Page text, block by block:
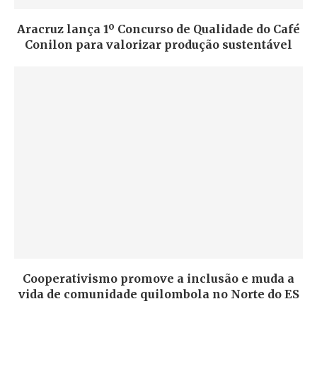
Aracruz lança 1º Concurso de Qualidade do Café
Conilon para valorizar produção sustentável
Cooperativismo promove a inclusão e muda a
vida de comunidade quilombola no Norte do ES